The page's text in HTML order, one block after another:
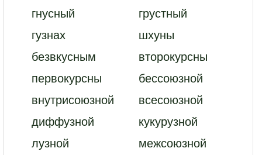
гнусный
грустный
гузнах
шхуны
безвкусным
второкурсны
первокурсны
бессоюзной
внутрисоюзной
всесоюзной
диффузной
кукурузной
лузной
межсоюзной